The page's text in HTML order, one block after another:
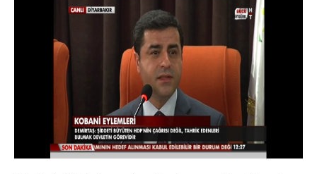
Sesi
Aç
Oynatma
Hızı